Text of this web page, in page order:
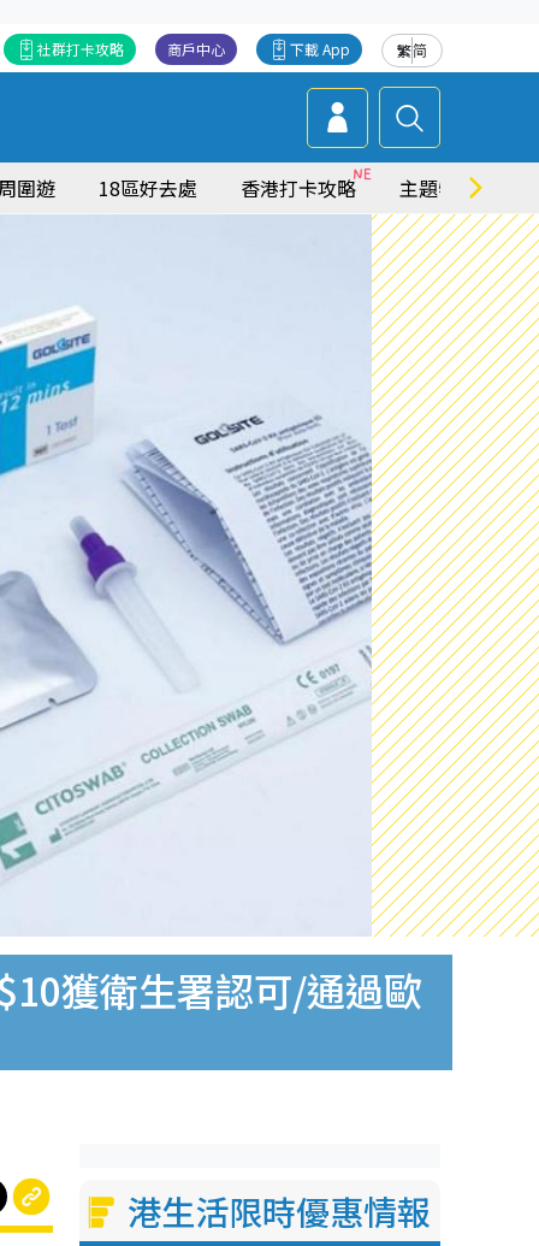
繁简
下載 App
商戶中心
社群打卡攻略
圍遊 18區好去處 香港打卡攻略 主題特集
獲衛生署認可/通過歐
港生活限時優惠情報